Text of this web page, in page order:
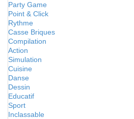
Party Game
Point & Click
Rythme
Casse Briques
Compilation
Action
Simulation
Cuisine
Danse
Dessin
Educatif
Sport
Inclassable